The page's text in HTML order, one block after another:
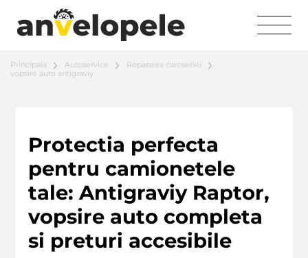
Principala Autoservice
Repararea caroseriei
vopsire auto antigraviy
Protectia perfecta
pentru camionetele
tale: Antigraviy Raptor,
vopsire auto completa
si preturi accesibile